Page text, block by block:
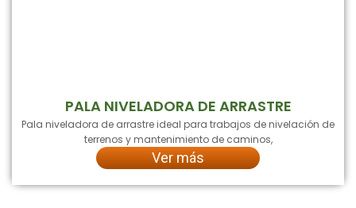
PALA NIVELADORA DE ARRASTRE
Pala niveladora de arrastre ideal para trabajos de nivelación de
terrenos y mantenimiento de caminos,
Ver más